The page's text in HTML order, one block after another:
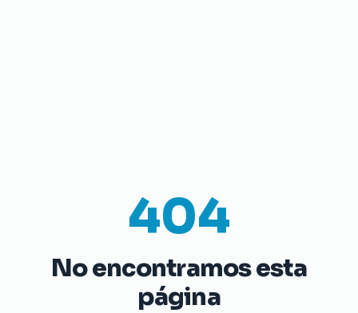
404
No encontramos esta
página